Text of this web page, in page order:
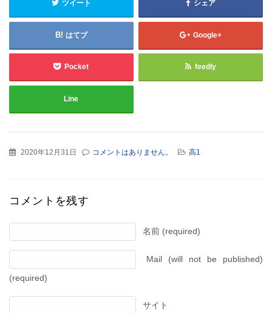
ツイート シェア
はてブ Google+
Pocket feedly
Line
2020年12月31日 コメントはありません。 高1
コメントを残す
名前 (required)
Mail (will not be published)
(required)
サイト